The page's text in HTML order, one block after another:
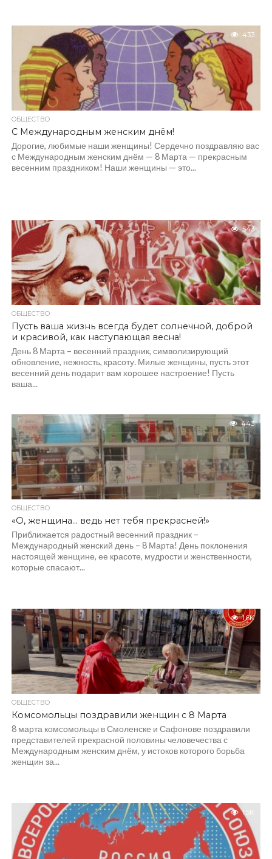
433
ОБЩЕСТВО
С Международным женским днём!
Дорогие, любимые наши женщины! Сердечно поздравляю вас
с Международным женским днём — 8 Марта — прекрасным
весенним праздником! Наши женщины — это...
543
ОБЩЕСТВО
Пусть ваша жизнь всегда будет солнечной, доброй
и красивой, как наступающая весна!
День 8 Марта – весенний праздник, символизирующий
обновление, нежность, красоту. Милые женщины, пусть этот
весенний день подарит вам хорошее настроение! Пусть
ваша...
443
ОБЩЕСТВО
«О, женщина… ведь нет тебя прекрасней!»
Приближается радостный весенний праздник –
Международный женский день – 8 Марта! День поклонения
настоящей женщине, ее красоте, мудрости и женственности,
которые спасают...
1.6K
ОБЩЕСТВО
Комсомольцы поздравили женщин с 8 Марта
8 марта комсомольцы в Смоленске и Сафонове поздравили
представителей прекрасной половины человечества с
Международным женским днём, у истоков которого борьба
женщин за...
1.5K